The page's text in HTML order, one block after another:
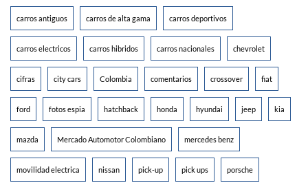
carros antiguos carros de alta gama carros deportivos
carros electricos carros hibridos carros nacionales chevrolet
cifras city cars Colombia comentarios crossover fiat
ford fotos espia hatchback honda hyundai jeep kia
mazda Mercado Automotor Colombiano mercedes benz
movilidad electrica nissan pick-up pick ups porsche